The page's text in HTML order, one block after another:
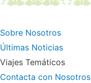
Sobre Nosotros
Últimas Noticias
Viajes Temáticos
Contacta con Nosotros